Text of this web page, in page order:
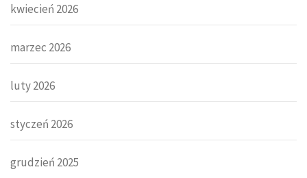
kwiecień 2026
marzec 2026
luty 2026
styczeń 2026
grudzień 2025